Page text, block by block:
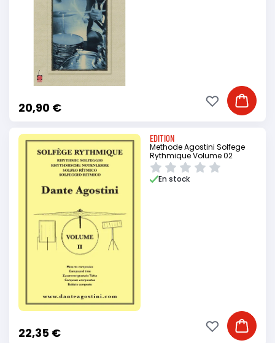
20,90 € Ajouter
Ajouter à ma
EDITION
Methode Agostini Solfege
Rythmique Volume 02
22,35 €
En stock
Ajouter
Ajouter à ma